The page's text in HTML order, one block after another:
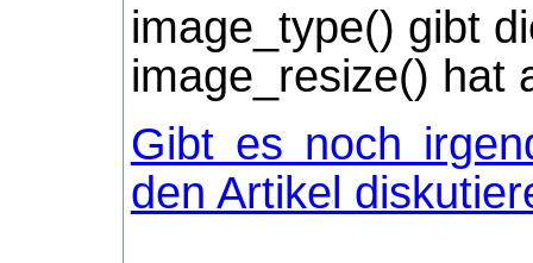
image_type() gibt
image_resize() hat
Gibt es noch
den Artikel